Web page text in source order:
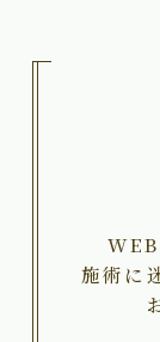
施術に